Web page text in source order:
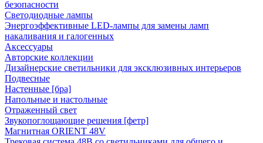
безопасности
Светодиодные лампы
Энергоэффективные LED-лампы для замены ламп
накаливания и галогенных
Аксессуары
Авторские коллекции
Дизайнерские светильники для эксклюзивных интерьеров
Подвесные
Настенные [бра]
Напольные и настольные
Отраженный свет
Звукопоглощающие решения [фетр]
Магнитная ORIENT 48V